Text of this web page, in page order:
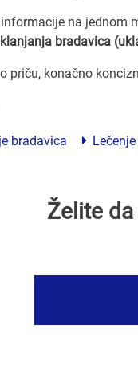
na jednom
bradavica
priču, konačno
bradavica
Želite